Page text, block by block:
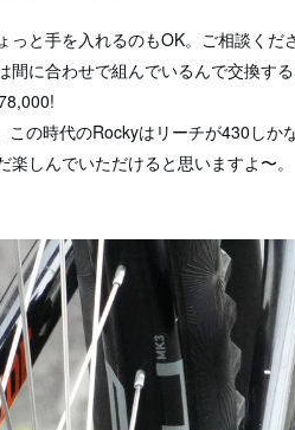
っと手を入れるのもOK。ご相談くだ
間に合わせで組んでいるんで交換する
この時代のRockyはリーチが430し
楽しんでいただけると思いますよ〜。